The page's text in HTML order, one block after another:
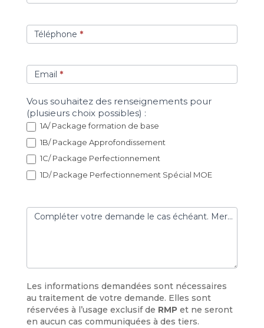
Téléphone *
Email *
Vous souhaitez des renseignements pour
(plusieurs choix possibles) :
1A/ Package formation de base
1B/ Package Approfondissement
1C/ Package Perfectionnement
1D/ Package Perfectionnement Spécial MOE
Compléter votre demande le cas échéant. Merci!
Les informations demandées sont nécessaires
au traitement de votre demande. Elles sont
réservées à l’usage exclusif de RMPet ne seront
en aucun cas communiquées à des tiers.